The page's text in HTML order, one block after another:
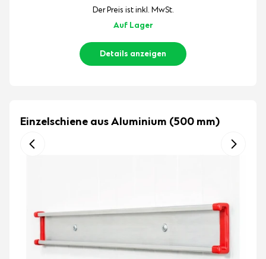
Der Preis ist inkl. MwSt.
Auf Lager
Details anzeigen
Einzelschiene aus Aluminium (500 mm)